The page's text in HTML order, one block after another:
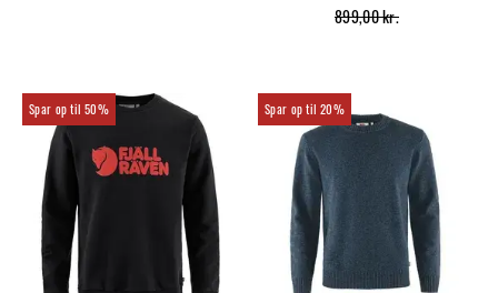
899,00 kr.
50% 20%